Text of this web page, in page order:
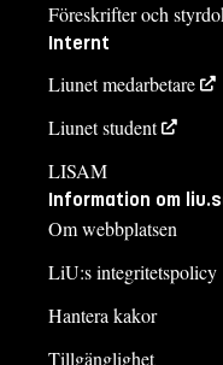
Föreskrifter och
Internt
Liunet medarbetare
Liunet student
LISAM
Information om
Om webbplatsen
LiU:s integritetspolicy
Hantera kakor
Tillgänglighet